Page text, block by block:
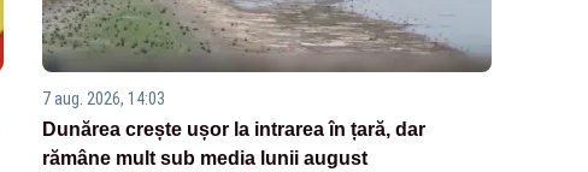
7 aug. 2026, 14:03
Dunărea crește ușor la intrarea în țară, dar
rămâne mult sub media lunii august